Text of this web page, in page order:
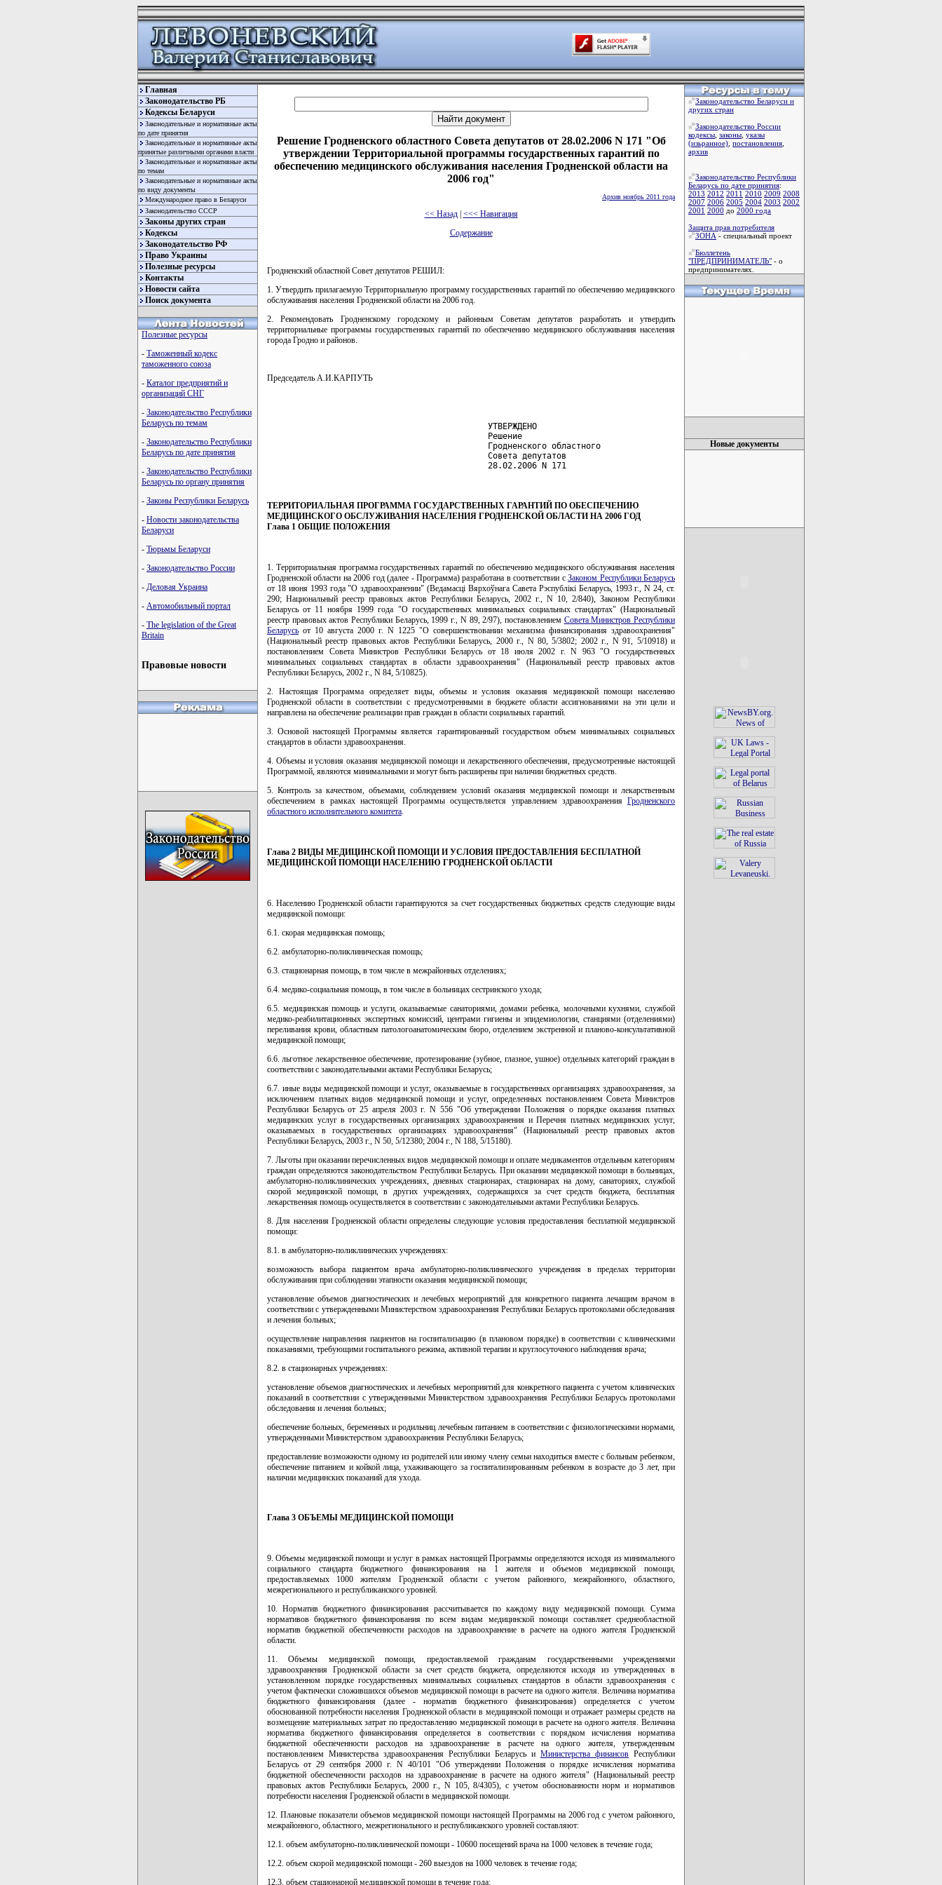
Главная
Законодательство РБ
Кодексы Беларуси
Законодательные и нормативные акты
по дате принятия
Законодательные и нормативные акты
принятые различными органами власти
Законодательные и нормативные акты
по темам
Законодательные и нормативные акты
по виду документы
Международное право в Беларуси
Законодательство СССР
Законы других стран
Кодексы
Законодательство РФ
Право Украины
Полезные ресурсы
Контакты
Новости сайта
Поиск документа
Полезные ресурсы
- Таможенный кодекс
таможенного союза
- Каталог предприятий и
организаций СНГ
- Законодательство Республики
Беларусь по темам
- Законодательство Республики
Беларусь по дате принятия
- Законодательство Республики
Беларусь по органу принятия
- Законы Республики Беларусь
- Новости законодательства
Беларуси
- Тюрьмы Беларуси
- Законодательство России
- Деловая Украина
- Автомобильный портал
- The legislation of the Great
Britain
Правовые новости
Решение Гродненского областного Совета депутатов от 28.02.2006 N 171 "Об
утверждении Территориальной программы государственных гарантий по
обеспечению медицинского обслуживания населения Гродненской области на
2006 год"
Архив ноябрь 2011 года
<< Назад| <<< Навигация
Содержание
Гродненский областной Совет депутатов РЕШИЛ:
1. Утвердить прилагаемую Территориальную программу государственных гарантий по обеспечению медицинского
обслуживания населения Гродненской области на 2006 год.
2. Рекомендовать Гродненскому городскому и районным Советам депутатов разработать и утвердить
территориальные программы государственных гарантий по обеспечению медицинского обслуживания населения
города Гродно и районов.
Председатель А.И.КАРПУТЬ
                                             УТВЕРЖДЕНО
                                             Решение
                                             Гродненского областного
                                             Совета депутатов
                                             28.02.2006 N 171
ТЕРРИТОРИАЛЬНАЯ ПРОГРАММА ГОСУДАРСТВЕННЫХ ГАРАНТИЙ ПО ОБЕСПЕЧЕНИЮ
МЕДИЦИНСКОГО ОБСЛУЖИВАНИЯ НАСЕЛЕНИЯ ГРОДНЕНСКОЙ ОБЛАСТИ НА 2006 ГОД
Глава 1 ОБЩИЕ ПОЛОЖЕНИЯ
1. Территориальная программа государственных гарантий по обеспечению медицинского обслуживания населения
Гродненской области на 2006 год (далее - Программа) разработана в соответствии сЗаконом Республики Беларусь
от 18 июня 1993 года "О здравоохранении" (Ведамасцi Вярхоўнага Савета Рэспублiкi Беларусь, 1993 г., N 24, ст.
290; Национальный реестр правовых актов Республики Беларусь, 2002 г., N 10, 2/840), Законом Республики
Беларусь от 11 ноября 1999 года "О государственных минимальных социальных стандартах" (Национальный
реестр правовых актов Республики Беларусь, 1999 г., N 89, 2/97), постановлением Совета Министров Республики
Беларусь от 10 августа 2000 г. N 1225 "О совершенствовании механизма финансирования здравоохранения"
(Национальный реестр правовых актов Республики Беларусь, 2000 г., N 80, 5/3802; 2002 г., N 91, 5/10918) и
постановлением Совета Министров Республики Беларусь от 18 июля 2002 г. N 963 "О государственных
минимальных социальных стандартах в области здравоохранения" (Национальный реестр правовых актов
Республики Беларусь, 2002 г., N 84, 5/10825).
2. Настоящая Программа определяет виды, объемы и условия оказания медицинской помощи населению
Гродненской области в соответствии с предусмотренными в бюджете области ассигнованиями на эти цели и
направлена на обеспечение реализации прав граждан в области социальных гарантий.
3. Основой настоящей Программы является гарантированный государством объем минимальных социальных
стандартов в области здравоохранения.
4. Объемы и условия оказания медицинской помощи и лекарственного обеспечения, предусмотренные настоящей
Программой, являются минимальными и могут быть расширены при наличии бюджетных средств.
5. Контроль за качеством, объемами, соблюдением условий оказания медицинской помощи и лекарственным
обеспечением в рамках настоящей Программы осуществляется управлением здравоохранения Гродненского
областного исполнительного комитета
Глава 2 ВИДЫ МЕДИЦИНСКОЙ ПОМОЩИ И УСЛОВИЯ ПРЕДОСТАВЛЕНИЯ БЕСПЛАТНОЙ
МЕДИЦИНСКОЙ ПОМОЩИ НАСЕЛЕНИЮ ГРОДНЕНСКОЙ ОБЛАСТИ
6. Населению Гродненской области гарантируются за счет государственных бюджетных средств следующие виды
медицинской помощи:
6.1. скорая медицинская помощь;
6.2. амбулаторно-поликлиническая помощь;
6.3. стационарная помощь, в том числе в межрайонных отделениях;
6.4. медико-социальная помощь, в том числе в больницах сестринского ухода;
6.5. медицинская помощь и услуги, оказываемые санаториями, домами ребенка, молочными кухнями, службой
медико-реабилитационных экспертных комиссий, центрами гигиены и эпидемиологии, станциями (отделениями)
переливания крови, областным патологоанатомическим бюро, отделением экстренной и планово-консультативной
медицинской помощи;
6.6. льготное лекарственное обеспечение, протезирование (зубное, глазное, ушное) отдельных категорий граждан в
соответствии с законодательными актами Республики Беларусь;
6.7. иные виды медицинской помощи и услуг, оказываемые в государственных организациях здравоохранения, за
исключением платных видов медицинской помощи и услуг, определенных постановлением Совета Министров
Республики Беларусь от 25 апреля 2003 г. N 556 "Об утверждении Положения о порядке оказания платных
медицинских услуг в государственных организациях здравоохранения и Перечня платных медицинских услуг,
оказываемых в государственных организациях здравоохранения" (Национальный реестр правовых актов
Республики Беларусь, 2003 г., N 50, 5/12380; 2004 г., N 188, 5/15180).
7. Льготы при оказании перечисленных видов медицинской помощи и оплате медикаментов отдельным категориям
граждан определяются законодательством Республики Беларусь. При оказании медицинской помощи в больницах,
амбулаторно-поликлинических учреждениях, дневных стационарах, стационарах на дому, санаториях, службой
скорой медицинской помощи, в других учреждениях, содержащихся за счет средств бюджета, бесплатная
лекарственная помощь осуществляется в соответствии с законодательными актами Республики Беларусь.
8. Для населения Гродненской области определены следующие условия предоставления бесплатной медицинской
помощи:
8.1. в амбулаторно-поликлинических учреждениях:
возможность выбора пациентом врача амбулаторно-поликлинического учреждения в пределах территории
обслуживания при соблюдении этапности оказания медицинской помощи;
установление объемов диагностических и лечебных мероприятий для конкретного пациента лечащим врачом в
соответствии с утвержденными Министерством здравоохранения Республики Беларусь протоколами обследования
и лечения больных;
осуществление направления пациентов на госпитализацию (в плановом порядке) в соответствии с клиническими
показаниями, требующими госпитального режима, активной терапии и круглосуточного наблюдения врача;
8.2. в стационарных учреждениях:
установление объемов диагностических и лечебных мероприятий для конкретного пациента с учетом клинических
показаний в соответствии с утвержденными Министерством здравоохранения Республики Беларусь протоколами
обследования и лечения больных;
обеспечение больных, беременных и родильниц лечебным питанием в соответствии с физиологическими нормами,
утвержденными Министерством здравоохранения Республики Беларусь;
предоставление возможности одному из родителей или иному члену семьи находиться вместе с больным ребенком,
обеспечение питанием и койкой лица, ухаживающего за госпитализированным ребенком в возрасте до 3 лет, при
наличии медицинских показаний для ухода.
Глава 3 ОБЪЕМЫ МЕДИЦИНСКОЙ ПОМОЩИ
9. Объемы медицинской помощи и услуг в рамках настоящей Программы определяются исходя из минимального
социального стандарта бюджетного финансирования на 1 жителя и объемов медицинской помощи,
предоставляемых 1000 жителям Гродненской области с учетом районного, межрайонного, областного,
межрегионального и республиканского уровней.
10. Норматив бюджетного финансирования рассчитывается по каждому виду медицинской помощи. Сумма
нормативов бюджетного финансирования по всем видам медицинской помощи составляет среднеобластной
норматив бюджетной обеспеченности расходов на здравоохранение в расчете на одного жителя Гродненской
области.
11. Объемы медицинской помощи, предоставляемой гражданам государственными учреждениями
здравоохранения Гродненской области за счет средств бюджета, определяются исходя из утвержденных в
установленном порядке государственных минимальных социальных стандартов в области здравоохранения с
учетом фактически сложившихся объемов медицинской помощи в расчете на одного жителя. Величина норматива
бюджетного финансирования (далее - норматив бюджетного финансирования) определяется с учетом
обоснованной потребности населения Гродненской области в медицинской помощи и отражает размеры средств на
возмещение материальных затрат по предоставлению медицинской помощи в расчете на одного жителя. Величина
норматива бюджетного финансирования определяется в соответствии с порядком исчисления норматива
бюджетной обеспеченности расходов на здравоохранение в расчете на одного жителя, утвержденным
постановлением Министерства здравоохранения Республики Беларусь и Министерства финансов Республики
Беларусь от 29 сентября 2000 г. N 40/101 "Об утверждении Положения о порядке исчисления норматива
бюджетной обеспеченности расходов на здравоохранение в расчете на одного жителя" (Национальный реестр
правовых актов Республики Беларусь, 2000 г., N 105, 8/4305), с учетом обоснованности норм и нормативов
потребности населения Гродненской области в медицинской помощи.
12. Плановые показатели объемов медицинской помощи настоящей Программы на 2006 год с учетом районного,
межрайонного, областного, межрегионального и республиканского уровней составляют:
12.1. объем амбулаторно-поликлинической помощи - 10600 посещений врача на 1000 человек в течение года;
12.2. объем скорой медицинской помощи - 260 выездов на 1000 человек в течение года;
12.3. объем стационарной медицинской помощи в течение года:
Законодательство Беларуси и
других стран
Законодательство России
кодексы законы указы
(изьранное) постановления
архив
Законодательство Республики
Беларусь по дате принятия:
2013 2012 2011 2010 2009 2008
2007 2006 2005 2004 2003 2002
2001 2000 до 2000 года
Защита прав потребителя
ЗОНА - специальный проект
Бюллетень
"ПРЕДПРИНИМАТЕЛЬ" - о
предпринимателях.
Новые документы